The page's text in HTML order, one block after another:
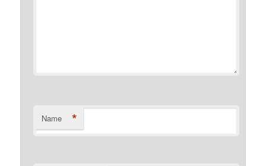
Name *